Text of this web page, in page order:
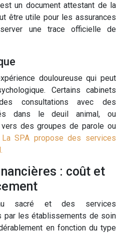
un document attestant de la
être utile pour les assurances
une trace officielle de
douloureuse qui peut
Certains cabinets
consultations avec des
dans le deuil animal, ou
des groupes de parole ou
La SPA propose des services
: coût et
sacré et des services
par les établissements de soin
en fonction du type